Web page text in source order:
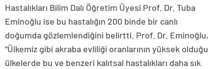
Hastalıkları Bilim Dalı Öğretim Üyesi Prof. Dr. Tuba
Eminoğlu ise bu hastalığın 200 binde bir canlı
doğumda gözlemlendiğini belirtti. Prof. Dr. Eminoğlu,
“Ülkemiz gibi akraba evliliği oranlarının yüksek olduğu
ülkelerde bu ve benzeri kalıtsal hastalıkları daha sık